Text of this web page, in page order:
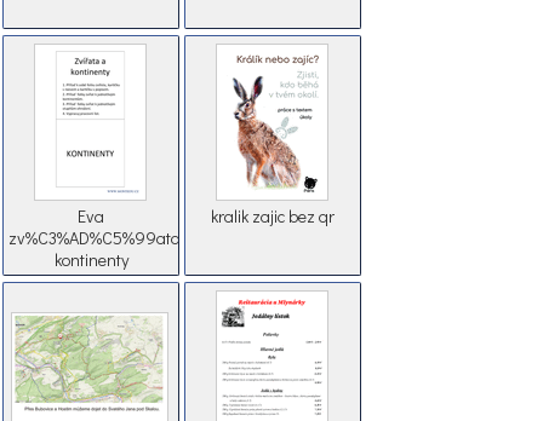
Eva
zv%C3%AD%C5%99ata
kontinenty
kralik zajic bez qr